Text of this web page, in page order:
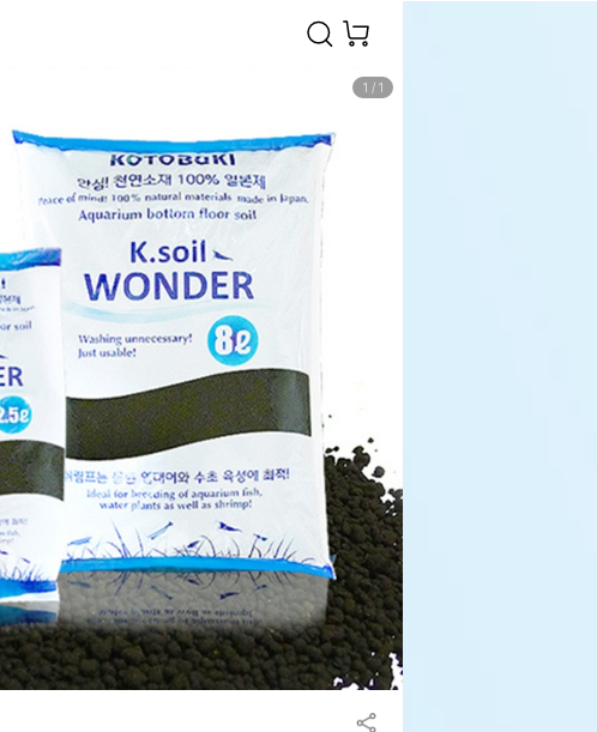
1 / 1